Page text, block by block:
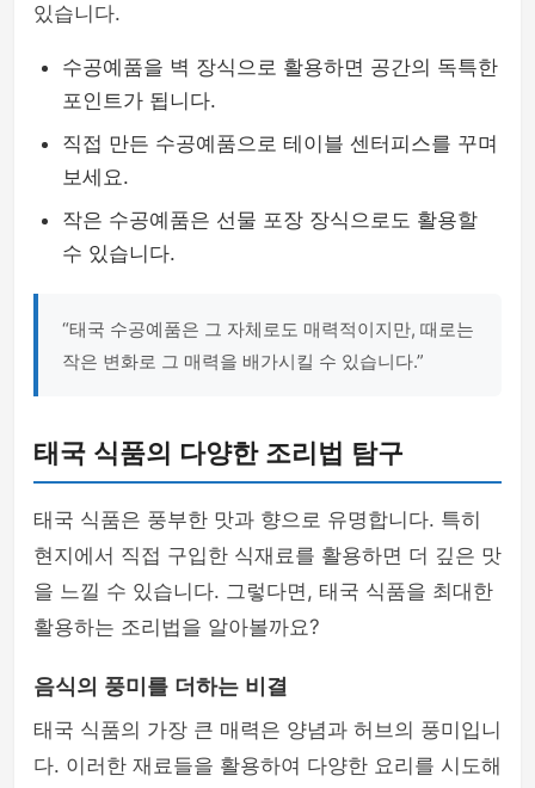
있습니다.
수공예품을 벽 장식으로 활용하면 공간의 독특한
포인트가 됩니다.
직접 만든 수공예품으로 테이블 센터피스를 꾸며
보세요.
작은 수공예품은 선물 포장 장식으로도 활용할
수 있습니다.
“태국 수공예품은 그 자체로도 매력적이지만, 때로는
작은 변화로 그 매력을 배가시킬 수 있습니다.”
태국 식품의 다양한 조리법 탐구
태국 식품은 풍부한 맛과 향으로 유명합니다. 특히
현지에서 직접 구입한 식재료를 활용하면 더 깊은 맛
을 느낄 수 있습니다. 그렇다면, 태국 식품을 최대한
활용하는 조리법을 알아볼까요?
음식의 풍미를 더하는 비결
태국 식품의 가장 큰 매력은 양념과 허브의 풍미입니
다. 이러한 재료들을 활용하여 다양한 요리를 시도해